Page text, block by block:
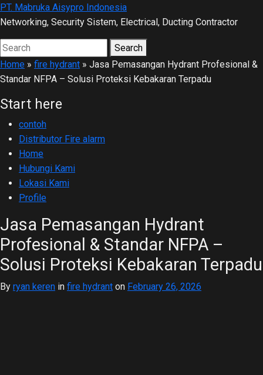
Skip
to
main
content
PT. Mabruka Aisypro Indonesia
Networking, Security Sistem, Electrical, Ducting Contractor
Search
for:
Search
Home » fire hydrant » Jasa Pemasangan Hydrant Profesional &
Standar NFPA – Solusi Proteksi Kebakaran Terpadu
Start here
contoh
Distributor Fire alarm
Home
Hubungi Kami
Lokasi Kami
Profile
Jasa Pemasangan Hydrant
Profesional & Standar NFPA –
Solusi Proteksi Kebakaran Terpadu
By ryan keren in fire hydrant on February 26, 2026